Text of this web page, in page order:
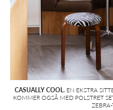
CASUALLY COOL. EN EKSTRA
KOMMER OGSÅ MED POLSTRET